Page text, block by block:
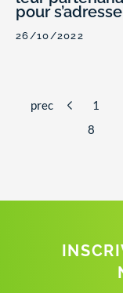
pour
26/10/2022
prec 1
8